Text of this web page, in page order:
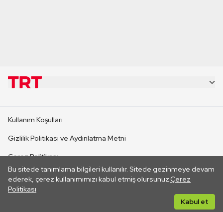
Bu sitede tanımlama bilgileri kullanılır. Sitede gezinmeye devam
ederek, çerez kullanımımızı kabul etmiş olursunuz.Çerez
Politikası
Kabul et
CANLI YAYINLAR
Kullanım Koşulları
Gizlilik Politikası ve Aydınlatma Metni
Çerez Politikası
İletişim
Her hakkı saklıdır. ©2026 TRT. Bağlantı yoluyla gidilen dış